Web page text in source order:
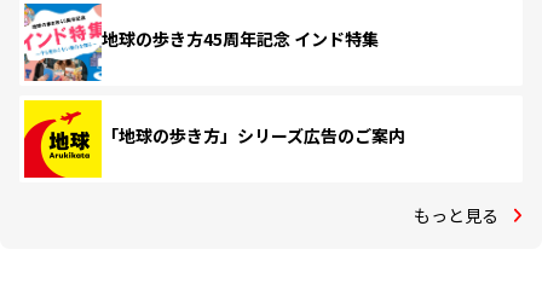
地球の歩き方45周年記念 インド特集
「地球の歩き方」シリーズ広告のご案内
もっと見る